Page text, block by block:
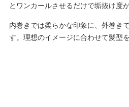
とワンカールさせるだけで垢抜け度
内巻きでは柔らかな印象に、外巻き
す。理想のイメージに合わせて髪型